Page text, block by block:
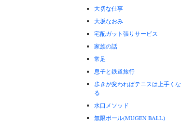
大切な仕事
大坂なおみ
宅配ガット張りサービス
家族の話
常足
息子と鉄道旅行
歩きが変わればテニスは上手くな
る
水口メソッド
無限ボール(MUGEN BALL）